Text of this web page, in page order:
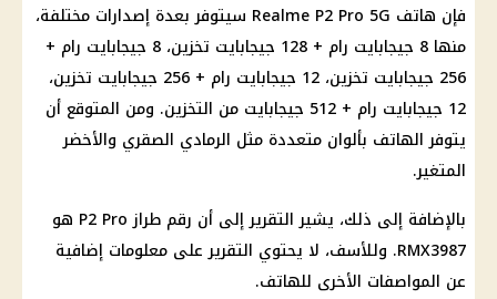
فإن هاتف Realme P2 Pro 5G سيتوفر بعدة إصدارات مختلفة،
منها 8 جيجابايت رام + 128 جيجابايت تخزين، 8 جيجابايت رام +
256 جيجابايت تخزين، 12 جيجابايت رام + 256 جيجابايت تخزين،
12 جيجابايت رام + 512 جيجابايت من التخزين. ومن المتوقع أن
يتوفر الهاتف بألوان متعددة مثل الرمادي الصقري والأخضر
المتغير.
بالإضافة إلى ذلك، يشير التقرير إلى أن رقم طراز P2 Pro هو
RMX3987. وللأسف، لا يحتوي التقرير على معلومات إضافية
عن المواصفات الأخرى للهاتف.